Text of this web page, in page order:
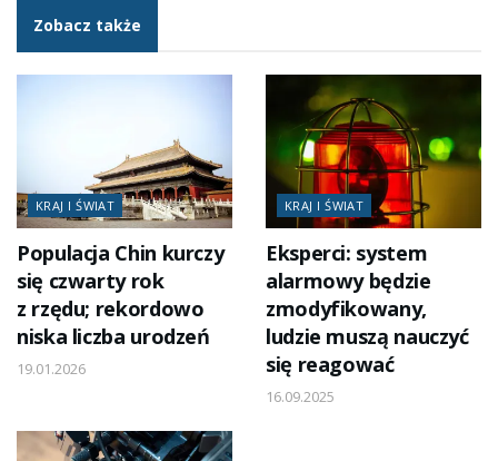
Zobacz także
KRAJ I ŚWIAT
Populacja Chin kurczy
się czwarty rok
z rzędu; rekordowo
niska liczba urodzeń
19.01.2026
KRAJ I ŚWIAT
Eksperci: system
alarmowy będzie
zmodyfikowany,
ludzie muszą nauczyć
się reagować
16.09.2025